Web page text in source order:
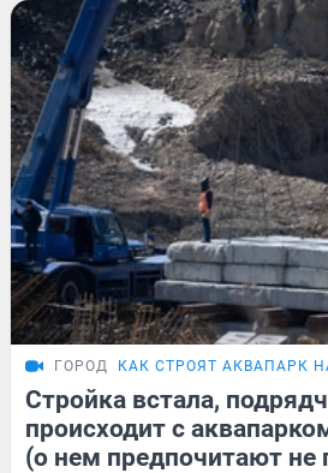
ГОРОД КАК СТРОЯТ АКВАПАРК
Стройка встала,
происходит с
(о нем предпочитают не